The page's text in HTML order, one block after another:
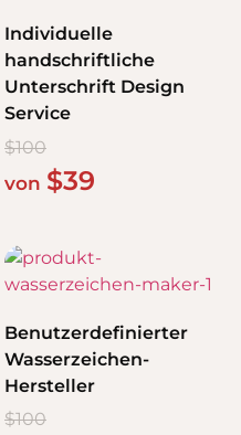
Individuelle
handschriftliche
Unterschrift Design
Service
$100
von $39
Benutzerdefinierter
Wasserzeichen-
Hersteller
$100